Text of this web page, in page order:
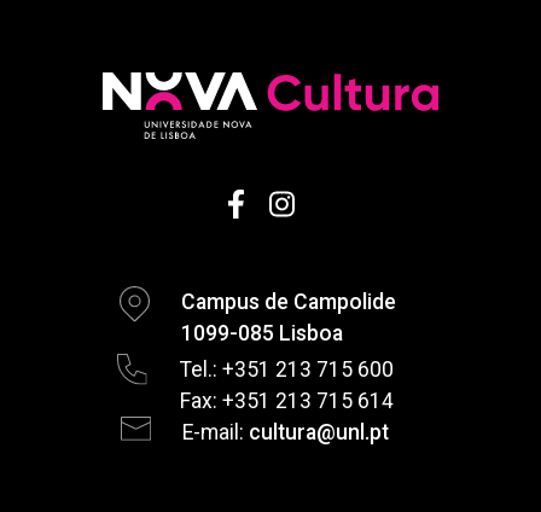
Campus de Campolide
1099-085 Lisboa
Tel.: +351 213 715 600
Fax: +351 213 715 614
E-mail: cultura@unl.pt